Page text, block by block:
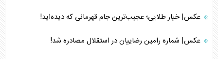
عکس| خیار طلایی؛ عجیب‌ترین جام قهرمانی که دیده‌اید!
عکس| شماره رامین رضاییان در استقلال مصادره شد!